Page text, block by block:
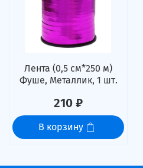
Лента (0,5 см*250 м)
Фуше, Металлик, 1 шт.
210 ₽
В корзину